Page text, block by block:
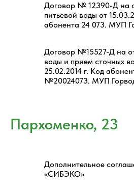
Договор № 12390-Д на
питьевой воды от
абонента 24 073. МУП
Договор №15527-Д на
воды и прием сточных
25.02.2014 г. Код
№20024073. МУП
Пархоменко, 23
Дополнительное
«СИБЭКО»